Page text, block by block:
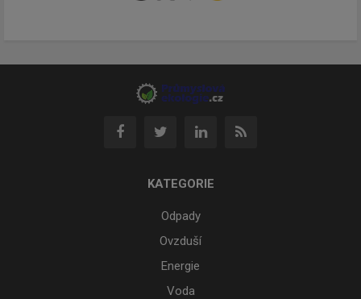
KATEGORIE
Odpady
Ovzduší
Energie
Voda